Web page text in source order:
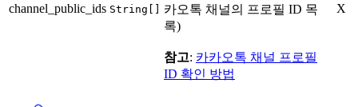
channel_public_ids String[] 카오톡 채널의 프로필 ID 목
록)
참고: 카카오톡 채널 프로필
ID 확인 방법
X